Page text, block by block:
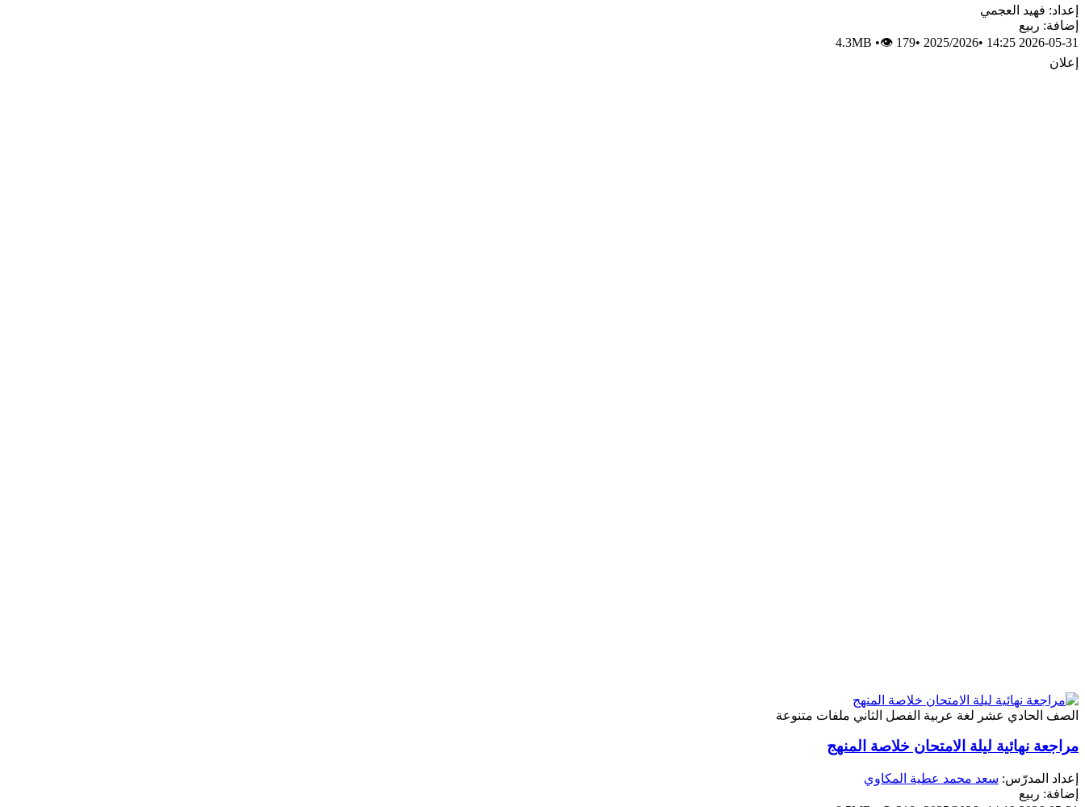
إعداد: فهيد العجمي
إضافة: ربيع
2026-05-31 14:25
•
2025/2026
•
4.3MB •👁 179
إعلان
الصف الحادي عشر لغة عربية الفصل الثاني ملفات متنوعة
مراجعة نهائية ليلة الامتحان خلاصة المنهج
إعداد المدرّس: سعد محمد عطية المكاوي
إضافة: ربيع